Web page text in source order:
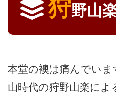
狩野山
本堂の襖は痛んでい
山時代の狩野山楽に